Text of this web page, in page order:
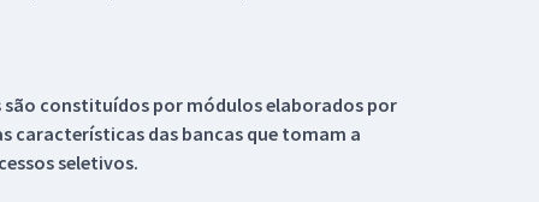
são constituídos por módulos elaborados por
características das bancas que tomam a
seletivos.